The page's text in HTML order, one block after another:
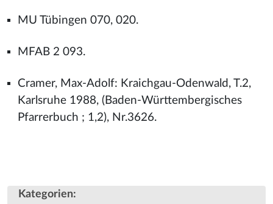
MU Tübingen 070, 020.
MFAB 2 093.
Cramer, Max-Adolf: Kraichgau-Odenwald, T.2,
Karlsruhe 1988, (Baden-Württembergisches
Pfarrerbuch ; 1,2), Nr.3626.
Kategorien: